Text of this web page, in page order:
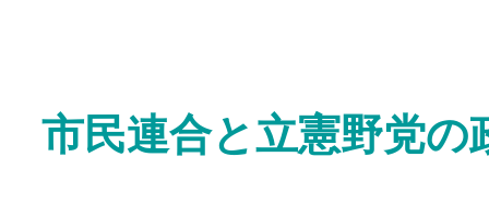
市民連合と立憲野党